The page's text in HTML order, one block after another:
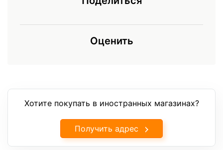
Оценить
Хотите покупать в иностранных магазинах?
Получить адрес